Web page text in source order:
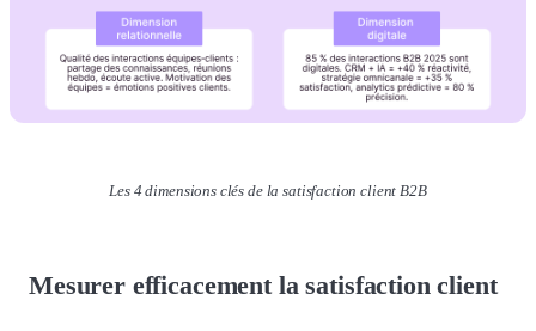
Les 4 dimensions clés de la satisfaction client B2B
Mesurer efficacement la satisfaction client